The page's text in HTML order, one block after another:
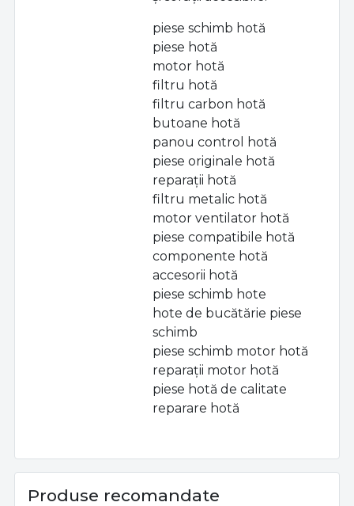
piese schimb hotă
piese hotă
motor hotă
filtru hotă
filtru carbon hotă
butoane hotă
panou control hotă
piese originale hotă
reparații hotă
filtru metalic hotă
motor ventilator hotă
piese compatibile hotă
componente hotă
accesorii hotă
piese schimb hote
hote de bucătărie piese
schimb
piese schimb motor hotă
reparații motor hotă
piese hotă de calitate
reparare hotă
Produse recomandate